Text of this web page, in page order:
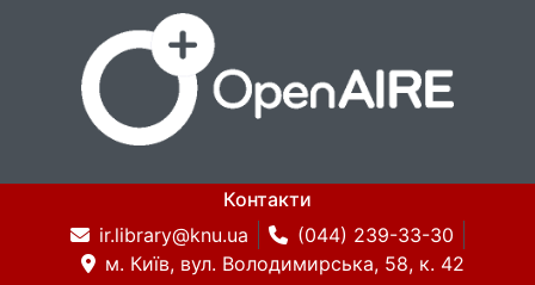
Контакти
ir.library@knu.ua
(044) 239-33-30
м. Київ, вул. Володимирська, 58, к. 42